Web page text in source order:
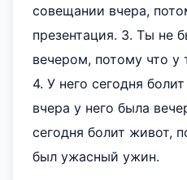
совещании вчера,
презентация. 3. Ты не
вечером, потому что у
4. У него сегодня
вчера у него была
сегодня болит живот,
был ужасный ужин.